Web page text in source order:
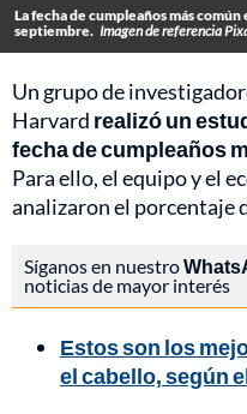
La fecha de cumpleaños más
septiembre. Imagen de referencia
Un grupo de
Harvard realizó un
fecha de cumpleaños
Para ello, el equipo y el
analizaron el porcentaje
Síganos en nuestro
noticias de mayor interés
Estos son los
el cabello, según